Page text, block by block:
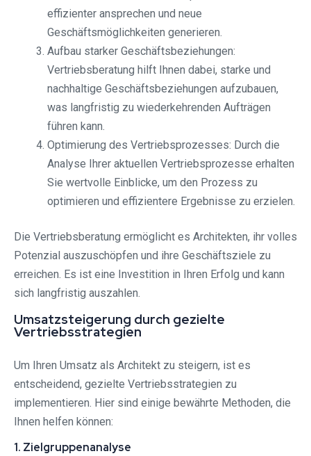
effizienter ansprechen und neue
Geschäftsmöglichkeiten generieren.
Aufbau starker Geschäftsbeziehungen:
Vertriebsberatung hilft Ihnen dabei, starke und
nachhaltige Geschäftsbeziehungen aufzubauen,
was langfristig zu wiederkehrenden Aufträgen
führen kann.
Optimierung des Vertriebsprozesses: Durch die
Analyse Ihrer aktuellen Vertriebsprozesse erhalten
Sie wertvolle Einblicke, um den Prozess zu
optimieren und effizientere Ergebnisse zu erzielen.
Die Vertriebsberatung ermöglicht es Architekten, ihr volles
Potenzial auszuschöpfen und ihre Geschäftsziele zu
erreichen. Es ist eine Investition in Ihren Erfolg und kann
sich langfristig auszahlen.
Umsatzsteigerung durch gezielte
Vertriebsstrategien
Um Ihren Umsatz als Architekt zu steigern, ist es
entscheidend, gezielte Vertriebsstrategien zu
implementieren. Hier sind einige bewährte Methoden, die
Ihnen helfen können:
1. Zielgruppenanalyse